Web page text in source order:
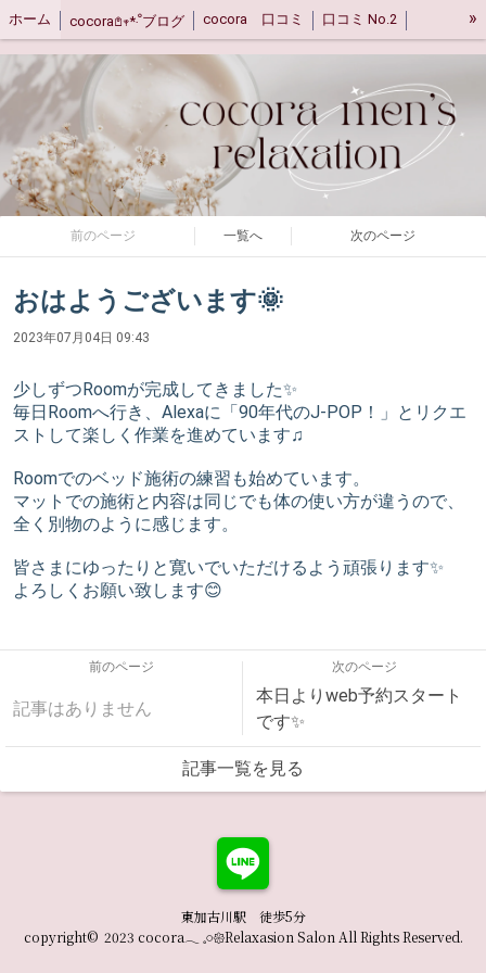
ホーム cocora𖤘𖥧*‧ﹾブログ cocora 口コミ 口コミ No.2
キャンセルポリシー ご案内 アクセス
»
前のページ 一覧へ 次のページ
おはようございます🌞
2023年07月04日 09:43
少しずつRoomが完成してきました✨
毎日Roomへ行き、Alexaに「90年代のJ-POP！」とリクエ
ストして楽しく作業を進めています♫
Roomでのベッド施術の練習も始めています。
マットでの施術と内容は同じでも体の使い方が違うので、
全く別物のように感じます。
皆さまにゆったりと寛いでいただけるよう頑張ります✨
よろしくお願い致します😊
前のページ
記事はありません
次のページ
本日よりweb予約スタート
です✨
記事一覧を見る
東加古川駅 徒歩5分
copyright© 2023 cocora𓂃 𓈒𓏸𑁍Relaxasion Salon All Rights Reserved.